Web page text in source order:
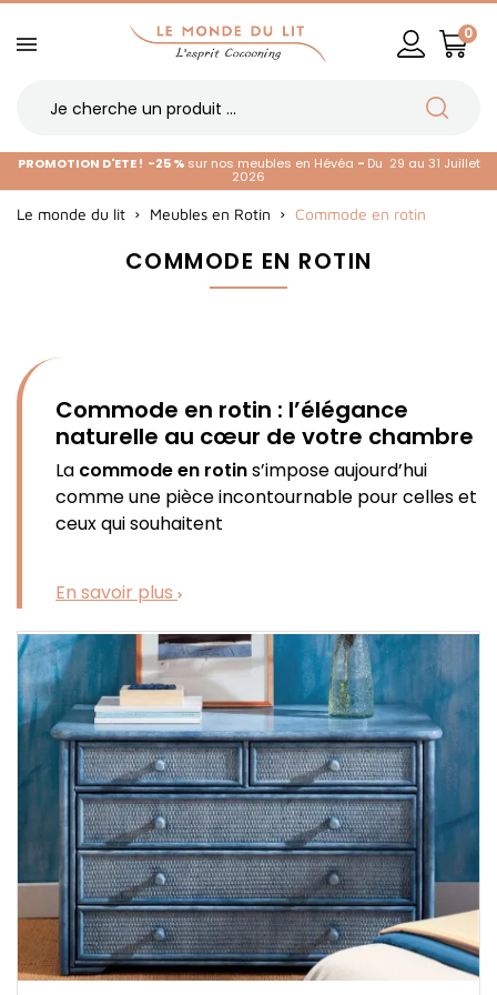
0
PROMOTION D'ETE ! -25 % sur nos meubles en Hévéa - Du 29 au 31 Juillet
2026
Le monde du lit Meubles en Rotin Commode en rotin
COMMODE EN ROTIN
Commode en rotin : l’élégance
naturelle au cœur de votre chambre
La commode en rotins’impose aujourd’hui
comme une pièce incontournable pour celles et
ceux qui souhaitent
véritable art de vivre, où la nature s’invite dans
votre intérieur pour créer une atmosphère
douce, chaleureuse et apaisante. Dans une
chambre comme dans un salon, elle attire le
regard par soncharme authentiqueet
sonélégance intemporelle.
Grâce à sestiroirs spacieux, lacommode en
rotinvous permet d’organiser facilement vos
vêtements, votre linge ou vos objets du
quotidien. Elle répond parfaitement aux besoins
de rangement tout en apportant unetouche
décorative unique. Lerotin,matériau
naturelreconnu pour sasoliditéet salégèreté,
offre un équilibre idéal
En savoir plus